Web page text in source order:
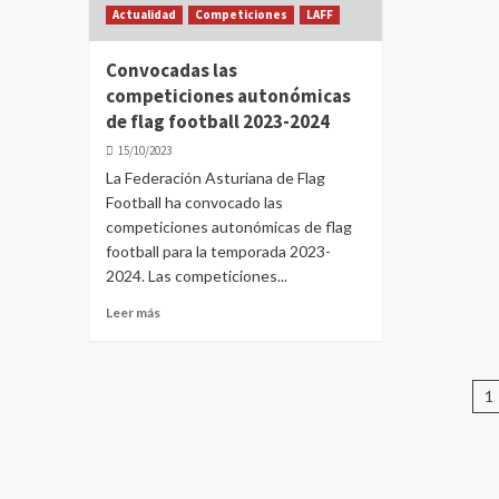
Actualidad Competiciones LAFF
Convocadas las
competiciones autonómicas
de flag football 2023-2024
15/10/2023
La Federación Asturiana de Flag
Football ha convocado las
competiciones autonómicas de flag
football para la temporada 2023-
2024. Las competiciones...
Leer más
1